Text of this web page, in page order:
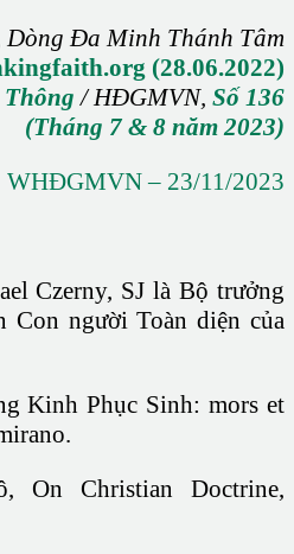
Dòng Đa Minh Thánh Tâm
(28.06.2022)
/ HĐGMVN, Số 136
(Tháng 7 & 8 năm 2023)
WHĐGMVN – 23/11/2023
Czerny, SJ là Bộ trưởng
Con người Toàn diện của
Kinh Phục Sinh: mors et
On Christian Doctrine,